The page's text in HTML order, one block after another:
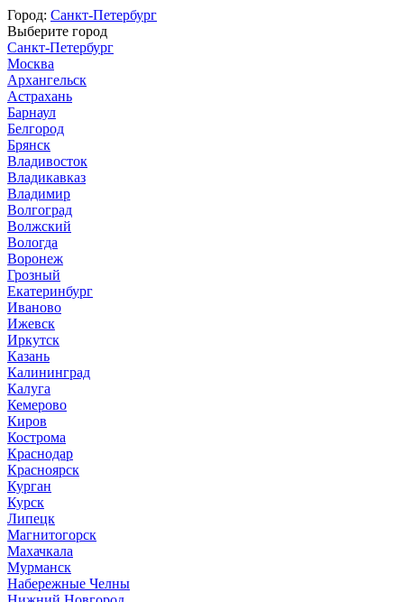
Город: Санкт-Петербург
Выберите город
Санкт-Петербург
Москва
Архангельск
Астрахань
Барнаул
Белгород
Брянск
Владивосток
Владикавказ
Владимир
Волгоград
Волжский
Вологда
Воронеж
Грозный
Екатеринбург
Иваново
Ижевск
Иркутск
Казань
Калининград
Калуга
Кемерово
Киров
Кострома
Краснодар
Красноярск
Курган
Курск
Липецк
Магнитогорск
Махачкала
Мурманск
Набережные Челны